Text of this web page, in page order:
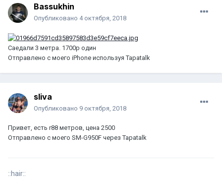
Bassukhin
Опубликовано 4 октября, 2018
Саедали 3 метра. 1700р один
Отправлено с моего iPhone используя Tapatalk
sliva
Опубликовано 9 октября, 2018
Привет, есть r88 метров, цена 2500
Отправлено с моего SM-G950F через Tapatalk
::hair::